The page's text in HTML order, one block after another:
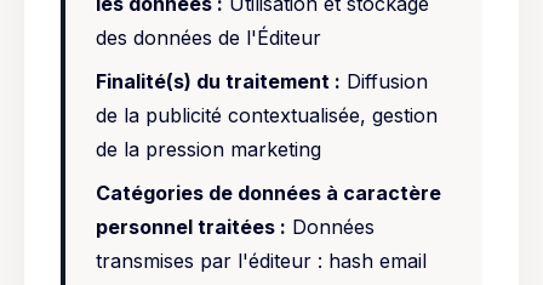
des données de l'Éditeur
Finalité(s) du traitement : Diffusion
de la publicité contextualisée, gestion
de la pression marketing
Catégories de données à caractère
personnel traitées : Données
transmises par l'éditeur : hash email